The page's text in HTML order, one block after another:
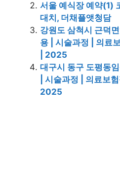
서울 예식장 예약(1)
대치, 더채플앳청담
강원도 삼척시 근덕
용 | 시술과정 | 의료
| 2025
대구시 동구 도평동
| 시술과정 | 의료보
2025